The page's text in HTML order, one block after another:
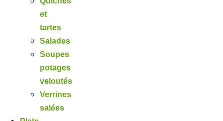
et
tartes
Salades
Soupes
potages
veloutés
Verrines
salées